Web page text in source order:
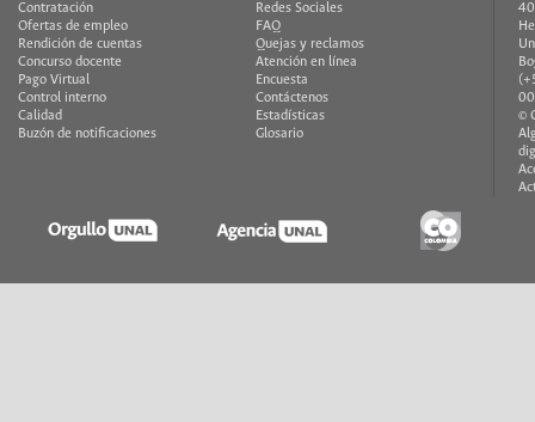
Contratación
Ofertas de empleo
Rendición de cuentas
Concurso docente
Pago Virtual
Control interno
Calidad
Buzón de notificaciones
Redes Sociales
FAQ
Quejas y reclamos
Atención en línea
Encuesta
Contáctenos
Estadísticas
Glosario
©